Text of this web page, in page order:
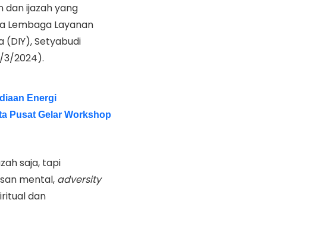
dan ijazah yang
Lembaga Layanan
(DIY), Setyabudi
3/2024).
Energi
Pusat Gelar Workshop
saja, tapi
mental, adversity
dan